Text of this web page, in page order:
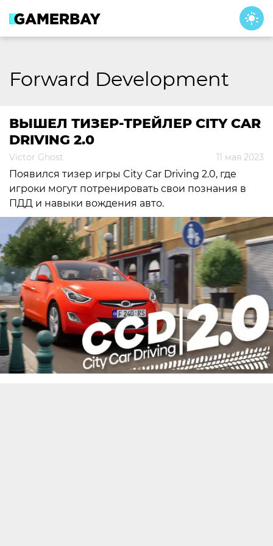
content
Forward Development
ВЫШЕЛ ТИЗЕР-ТРЕЙЛЕР CITY CAR
DRIVING 2.0
Victor Ghost 11 мая 2023
Появился тизер игры City Car Driving 2.0, где
игроки могут потренировать свои познания в
ПДД и навыки вождения авто.